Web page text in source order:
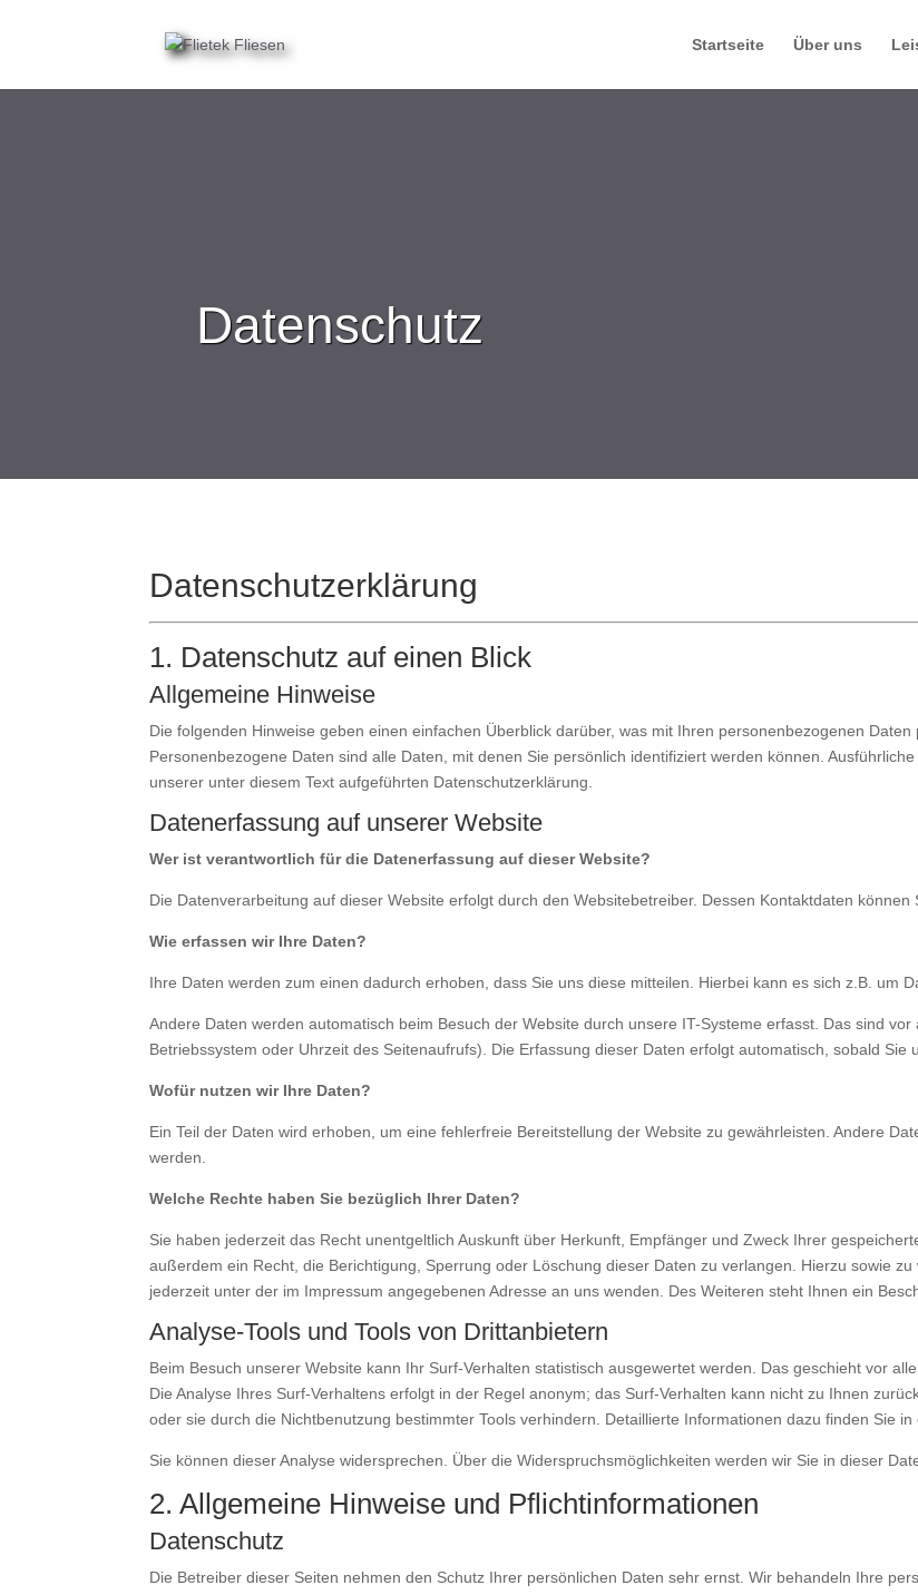
Startseite Über uns
Datenschutz
Datenschutzerklärung
1. Datenschutz auf einen Blick
Allgemeine Hinweise
Die folgenden Hinweise geben einen einfachen Überblick darüber, was mit Ihren personenbezogenen Daten
Personenbezogene Daten sind alle Daten, mit denen Sie persönlich identifiziert werden können.
unserer unter diesem Text aufgeführten Datenschutzerklärung.
Datenerfassung auf unserer Website
Wer ist verantwortlich für die Datenerfassung auf dieser Website?
Die Datenverarbeitung auf dieser Website erfolgt durch den Websitebetreiber. Dessen Kontaktdaten
Wie erfassen wir Ihre Daten?
Ihre Daten werden zum einen dadurch erhoben, dass Sie uns diese mitteilen. Hierbei kann es sich z.B. um
Andere Daten werden automatisch beim Besuch der Website durch unsere IT-Systeme erfasst. Das sind
Betriebssystem oder Uhrzeit des Seitenaufrufs). Die Erfassung dieser Daten erfolgt automatisch, sobald Sie
Wofür nutzen wir Ihre Daten?
Ein Teil der Daten wird erhoben, um eine fehlerfreie Bereitstellung der Website zu gewährleisten. Andere
werden.
Welche Rechte haben Sie bezüglich Ihrer Daten?
Sie haben jederzeit das Recht unentgeltlich Auskunft über Herkunft, Empfänger und Zweck Ihrer
außerdem ein Recht, die Berichtigung, Sperrung oder Löschung dieser Daten zu verlangen. Hierzu sowie
jederzeit unter der im Impressum angegebenen Adresse an uns wenden. Des Weiteren steht Ihnen ein
Analyse-Tools und Tools von Drittanbietern
Beim Besuch unserer Website kann Ihr Surf-Verhalten statistisch ausgewertet werden. Das geschieht vor
Die Analyse Ihres Surf-Verhaltens erfolgt in der Regel anonym; das Surf-Verhalten kann nicht zu Ihnen
oder sie durch die Nichtbenutzung bestimmter Tools verhindern. Detaillierte Informationen dazu finden Sie
Sie können dieser Analyse widersprechen. Über die Widerspruchsmöglichkeiten werden wir Sie in dieser
2. Allgemeine Hinweise und Pflichtinformationen
Datenschutz
Die Betreiber dieser Seiten nehmen den Schutz Ihrer persönlichen Daten sehr ernst. Wir behandeln Ihre